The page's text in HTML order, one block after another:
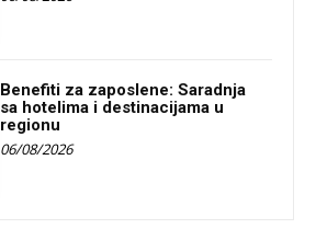
Benefiti za zaposlene: Saradnja
sa hotelima i destinacijama u
regionu
06/08/2026